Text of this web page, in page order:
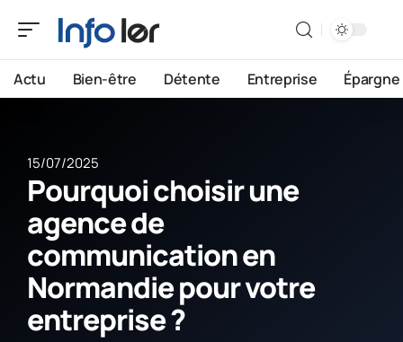
Actu Bien-être Détente Entreprise Épargne
15/07/2025
Pourquoi choisir une
agence de
communication en
Normandie pour votre
entreprise ?